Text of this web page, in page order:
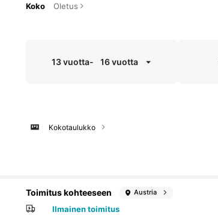
Koko Oletus
13 vuotta- 16 vuotta
Kokotaulukko
Toimitus kohteeseen Austria
Ilmainen toimitus